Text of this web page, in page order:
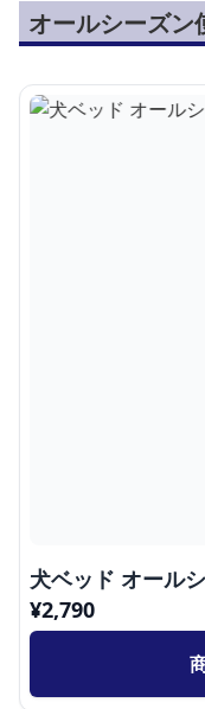
オールシーズン
犬ベッド オール
¥2,790